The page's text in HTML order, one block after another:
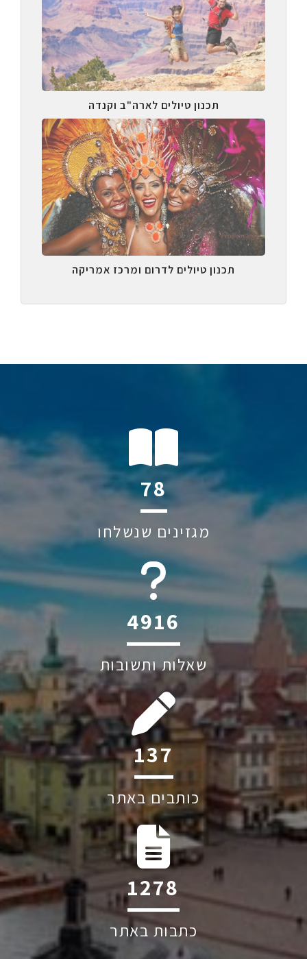
תכנון טיולים לארה"ב וקנדה
תכנון טיולים לדרום ומרכז אמריקה
111
מגזינים שנשלחו
6045
שאלות ותשובות
194
כותבים באתר
1809
כתבות באתר